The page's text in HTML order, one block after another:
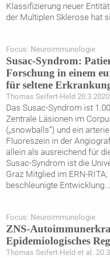
Klassifizierung neuer
der Multiplen Sklerose hat
Focus: Neuroimmunologie
Susac-Syndrom:
Forschung in einem
für seltene
Thomas Seifert-Held 20.3.2020
Das Susac-Syndrom ist
Zentrale Läsionen im
(„snowballs“) und ein
Fluoreszein in der
allein als ausreichend für
Susac-Syndrom ist die
Graz Mitglied im ERN-
beschleunigte Entwicklung...
Focus: Neuroimmunologie
ZNS-
Epidemiologisches
Thomas Seifert-Held et al.